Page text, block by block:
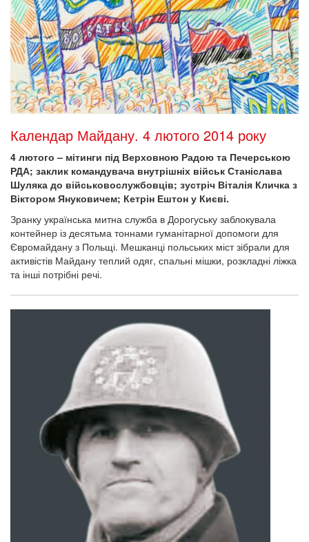
Календар Майдану. 4 лютого 2014 року
4 лютого – мітинги під Верховною Радою та Печерською
РДА; заклик командувача внутрішніх військ Станіслава
Шуляка до військовослужбовців; зустріч Віталія Кличка з
Віктором Януковичем; Кетрін Ештон у Києві.
Зранку українська митна служба в Дорогуську заблокувала
контейнер із десятьма тоннами гуманітарної допомоги для
Євромайдану з Польщі. Мешканці польських міст зібрали для
активістів Майдану теплий одяг, спальні мішки, розкладні ліжка
та інші потрібні речі.